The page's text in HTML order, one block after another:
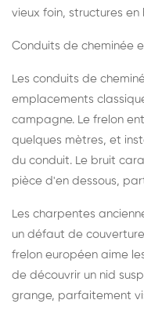
vieux foin, structures en
Conduits de cheminée
Les conduits de
emplacements
campagne. Le frelon
quelques mètres, et
du conduit. Le bruit
pièce d'en dessous,
Les charpentes
un défaut de
frelon européen aime
de découvrir un nid
grange, parfaitement